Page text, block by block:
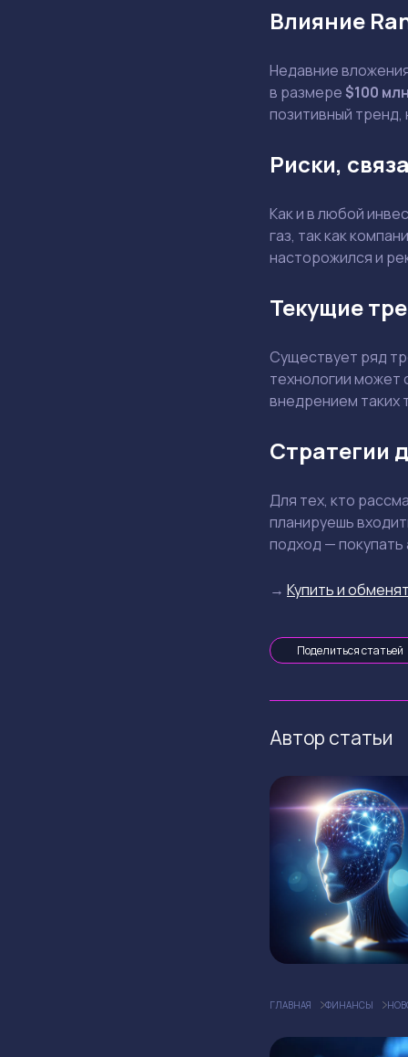
Влияние
Недавние
в размере$100
позитивный тренд,
Риски,
Как и в любой
газ, так как
насторожился и
Текущие
Существует ряд
технологии может
внедрением таких
Стратегии
Для тех, кто
планируешь
подход — покупать
→ Купить и
Поделиться статьей
Автор статьи
ГЛАВНАЯ ФИНАНСЫ